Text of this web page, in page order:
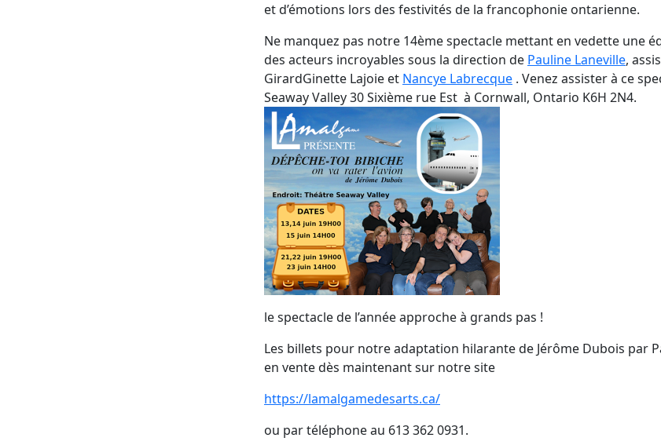
et d’émotions lors des festivités de la francophonie ontarienne.
Ne manquez pas notre 14ème spectacle mettant en vedette une
des acteurs incroyables sous la direction de Pauline Laneville,
GirardGinette Lajoie et Nancye Labrecque . Venez assister à ce
Seaway Valley 30 Sixième rue Est à Cornwall, Ontario K6H 2N4.
le spectacle de l’année approche à grands pas !
Les billets pour notre adaptation hilarante de Jérôme Dubois par
en vente dès maintenant sur notre site
https://lamalgamedesarts.ca/
ou par téléphone au 613 362 0931.